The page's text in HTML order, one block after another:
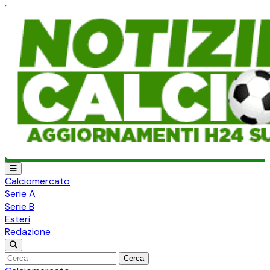
Calciomercato
Serie A
Serie B
Esteri
Redazione
Cerca